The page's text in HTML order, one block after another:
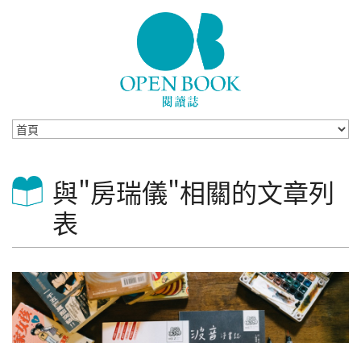
與"房瑞儀"相關的文章列
表